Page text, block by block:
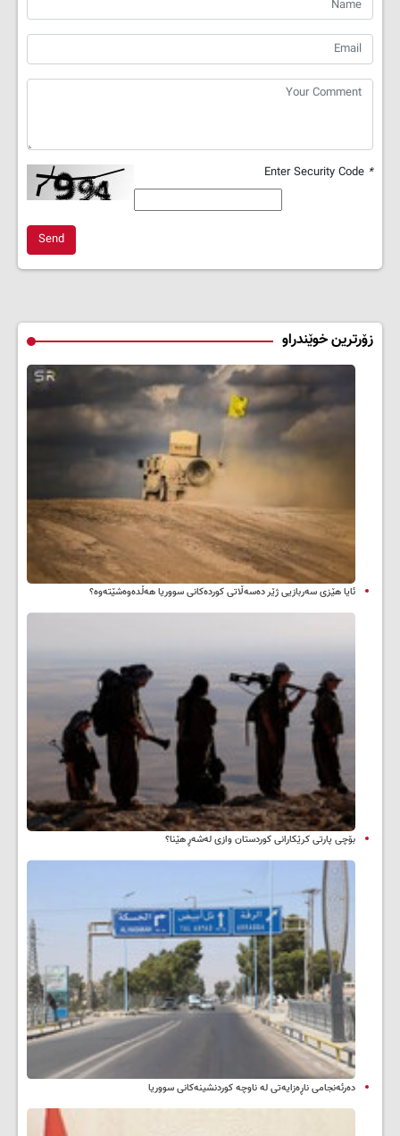
*
Send
زۆرترین خوێندراو
ئایا هێزی سەربازیی ژێر دەسەڵاتی کوردەکانی سووریا هەڵدەوەشێتەوە؟
بۆچی پارتی کرێکارانی کوردستان وازی لەشەڕ هێنا؟
دەرئەنجامی ناڕەزایەتی لە ناوچە کوردنشینەکانی سووریا